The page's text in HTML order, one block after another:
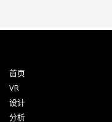
首页
VR
设计
分析